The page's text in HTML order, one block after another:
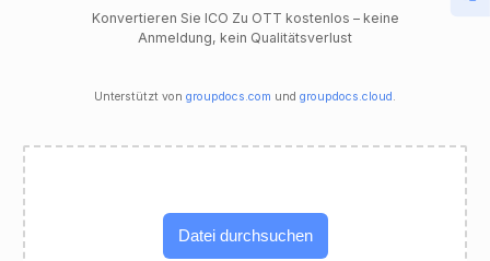
Konvertieren Sie ICO Zu OTT kostenlos – keine
Anmeldung, kein Qualitätsverlust
Unterstützt von groupdocs.com und groupdocs.cloud .
Datei durchsuchen